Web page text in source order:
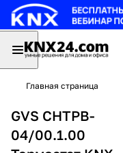
Главная страница
GVS CHTPB-
04/00.1.00